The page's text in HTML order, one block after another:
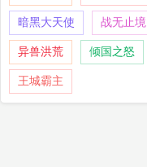
暗黑大天使 战无止境
异兽洪荒 倾国之怒
王城霸主